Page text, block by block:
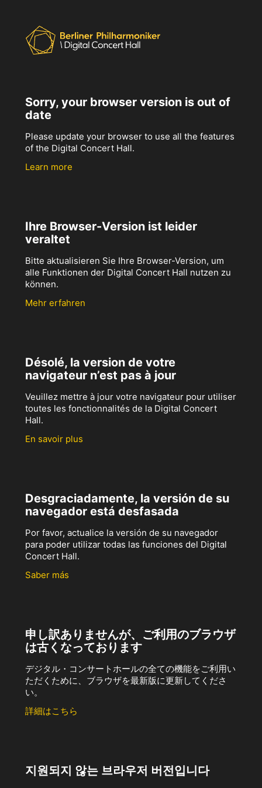
Sorry, your browser version is out of
date
Please update your browser to use all the features
of the Digital Concert Hall.
Learn more
Ihre Browser-Version ist leider
veraltet
Bitte aktualisieren Sie Ihre Browser-Version, um
alle Funktionen der Digital Concert Hall nutzen zu
können.
Mehr erfahren
Désolé, la version de votre
navigateur n’est pas à jour
Veuillez mettre à jour votre navigateur pour utiliser
toutes les fonctionnalités de la Digital Concert
Hall.
En savoir plus
Desgraciadamente, la versión de su
navegador está desfasada
Por favor, actualice la versión de su navegador
para poder utilizar todas las funciones del Digital
Concert Hall.
Saber más
申し訳ありませんが、ご利用のブラウザ
は古くなっております
デジタル・コンサートホールの全ての機能をご利用い
ただくために、ブラウザを最新版に更新してくださ
い。
詳細はこちら
지원되지 않는 브라우저 버전입니다